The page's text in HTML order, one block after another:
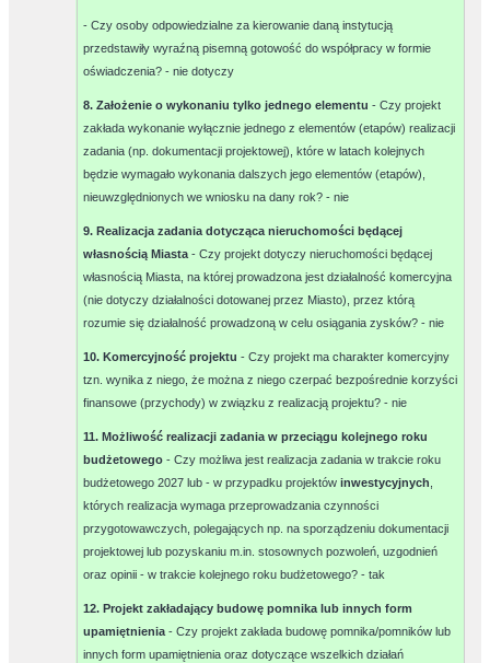
- Czy osoby odpowiedzialne za kierowanie daną instytucją
przedstawiły wyraźną pisemną gotowość do współpracy w formie
oświadczenia? -nie dotyczy
8. Założenie o wykonaniu tylko jednego elementu- Czy projekt
zakłada wykonanie wyłącznie jednego z elementów (etapów) realizacji
zadania (np. dokumentacji projektowej), które w latach kolejnych
będzie wymagało wykonania dalszych jego elementów (etapów),
nieuwzględnionych we wniosku na dany rok? -nie
9. Realizacja zadania dotycząca nieruchomości będącej
własnością Miasta- Czy projekt dotyczy nieruchomości będącej
własnością Miasta, na której prowadzona jest działalność komercyjna
(nie dotyczy działalności dotowanej przez Miasto), przez którą
rozumie się działalność prowadzoną w celu osiągania zysków? -nie
10. Komercyjność projektu- Czy projekt ma charakter komercyjny
tzn. wynika z niego, że można z niego czerpać bezpośrednie korzyści
finansowe (przychody) w związku z realizacją projektu? -nie
11. Możliwość realizacji zadania w przeciągu kolejnego roku
budżetowego- Czy możliwa jest realizacja zadania w trakcie roku
budżetowego 2027 lub - w przypadku projektówinwestycyjnych
których realizacja wymaga przeprowadzania czynności
przygotowawczych, polegających np. na sporządzeniu dokumentacji
projektowej lub pozyskaniu m.in. stosownych pozwoleń, uzgodnień
oraz opinii - w trakcie kolejnego roku budżetowego? -tak
12. Projekt zakładający budowę pomnika lub innych form
upamiętnienia- Czy projekt zakłada budowę pomnika/pomników lub
innych form upamiętnienia oraz dotyczące wszelkich działań